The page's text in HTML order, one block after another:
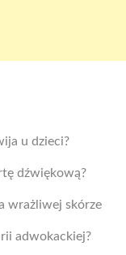
u dzieci?
dźwiękową?
wrażliwej skórze
adwokackiej?